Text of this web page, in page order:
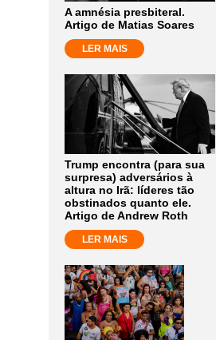
A amnésia presbiteral.
Artigo de Matias Soares
LER MAIS
Trump encontra (para sua
surpresa) adversários à
altura no Irã: líderes tão
obstinados quanto ele.
Artigo de Andrew Roth
LER MAIS